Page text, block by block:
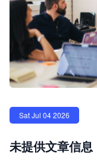
Sat Jul 04 2026
未提供文章信息